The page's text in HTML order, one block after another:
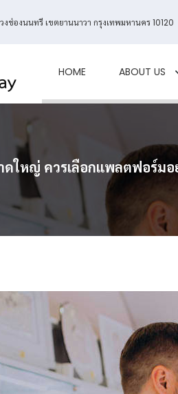
งช่องนนทรี เขตยานนาวา กรุงเทพมหานคร 10120
HOME ABOUT US
ใหญ่ ควรเลือกแพลตฟอร์มอ